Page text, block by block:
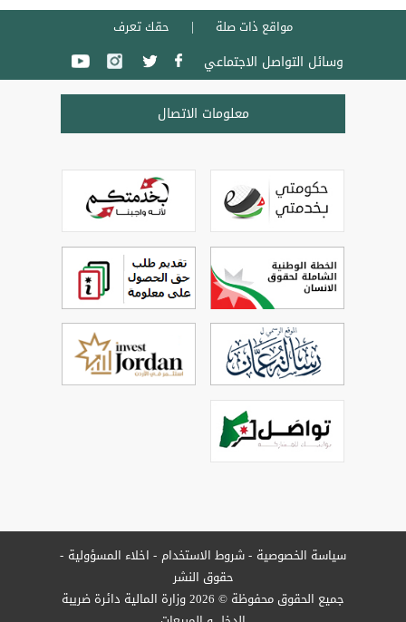
مواقع ذات صلة حقك تعرف
وسائل التواصل الاجتماعي
معلومات الاتصال
سياسة الخصوصية شروط الاستخدام اخلاء المسؤولية
حقوق النشر
جميع الحقوق محفوظة © 2026 وزارة المالية دائرة ضريبة